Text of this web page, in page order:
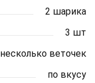
2 шарика
3 шт
несколько веточек
по вкусу